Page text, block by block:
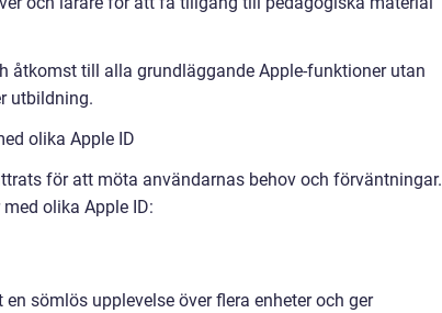
åtkomst till alla grundläggande Apple-funktioner utan
utbildning.
olika Apple ID
för att möta användarnas behov och förväntningar.
olika Apple ID:
sömlös upplevelse över flera enheter och ger